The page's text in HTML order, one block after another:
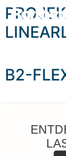
content
B2-